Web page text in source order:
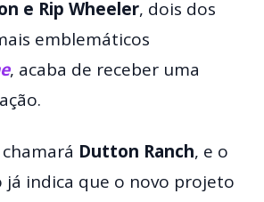
e Rip Wheeler, dois dos
emblemáticos
, acaba de receber uma
Dutton Ranch, e o
já indica que o novo projeto